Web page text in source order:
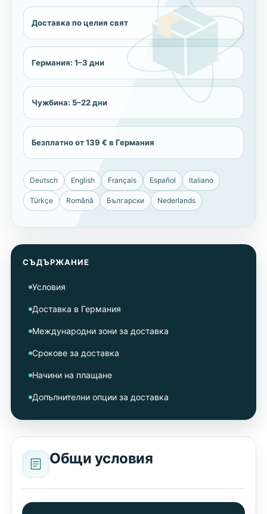
Доставка по целия свят
Германия: 1–3 дни
Чужбина: 5–22 дни
Безплатно от 139 € в Германия
Deutsch English Français Español Italiano
Türkçe Română Български Nederlands
СЪДЪРЖАНИЕ
Условия
Доставка в Германия
Международни зони за доставка
Срокове за доставка
Начини на плащане
Допълнителни опции за доставка
Общи условия